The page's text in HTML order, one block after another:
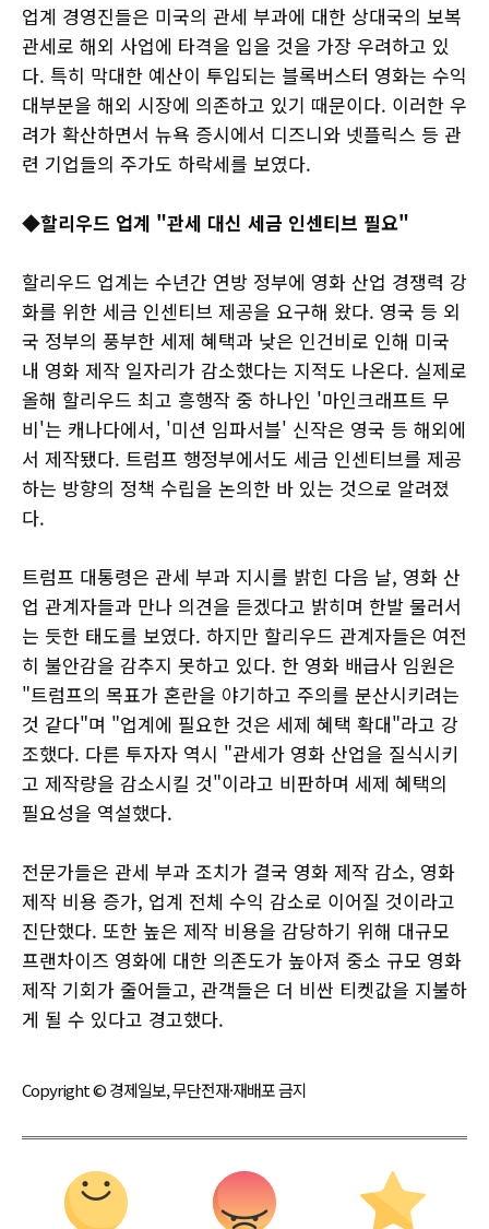
업계 경영진들은 미국의 관세 부과에 대한 상대국의 보복
관세로 해외 사업에 타격을 입을 것을 가장 우려하고 있
다. 특히 막대한 예산이 투입되는 블록버스터 영화는 수익
대부분을 해외 시장에 의존하고 있기 때문이다. 이러한 우
려가 확산하면서 뉴욕 증시에서 디즈니와 넷플릭스 등 관
련 기업들의 주가도 하락세를 보였다.
◆할리우드 업계 "관세 대신 세금 인센티브 필요"
할리우드 업계는 수년간 연방 정부에 영화 산업 경쟁력 강
화를 위한 세금 인센티브 제공을 요구해 왔다. 영국 등 외
국 정부의 풍부한 세제 혜택과 낮은 인건비로 인해 미국
내 영화 제작 일자리가 감소했다는 지적도 나온다. 실제로
올해 할리우드 최고 흥행작 중 하나인 '마인크래프트 무
비'는 캐나다에서, '미션 임파서블' 신작은 영국 등 해외에
서 제작됐다. 트럼프 행정부에서도 세금 인센티브를 제공
하는 방향의 정책 수립을 논의한 바 있는 것으로 알려졌
다.
트럼프 대통령은 관세 부과 지시를 밝힌 다음 날, 영화 산
업 관계자들과 만나 의견을 듣겠다고 밝히며 한발 물러서
는 듯한 태도를 보였다. 하지만 할리우드 관계자들은 여전
히 불안감을 감추지 못하고 있다. 한 영화 배급사 임원은
"트럼프의 목표가 혼란을 야기하고 주의를 분산시키려는
것 같다"며 "업계에 필요한 것은 세제 혜택 확대"라고 강
조했다. 다른 투자자 역시 "관세가 영화 산업을 질식시키
고 제작량을 감소시킬 것"이라고 비판하며 세제 혜택의
필요성을 역설했다.
전문가들은 관세 부과 조치가 결국 영화 제작 감소, 영화
제작 비용 증가, 업계 전체 수익 감소로 이어질 것이라고
진단했다. 또한 높은 제작 비용을 감당하기 위해 대규모
프랜차이즈 영화에 대한 의존도가 높아져 중소 규모 영화
제작 기회가 줄어들고, 관객들은 더 비싼 티켓값을 지불하
게 될 수 있다고 경고했다.
Copyright © 경제일보, 무단전재·재배포 금지